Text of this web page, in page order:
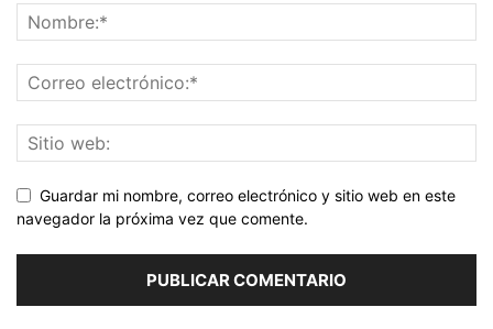
Guardar mi nombre, correo electrónico y sitio web en este
navegador la próxima vez que comente.